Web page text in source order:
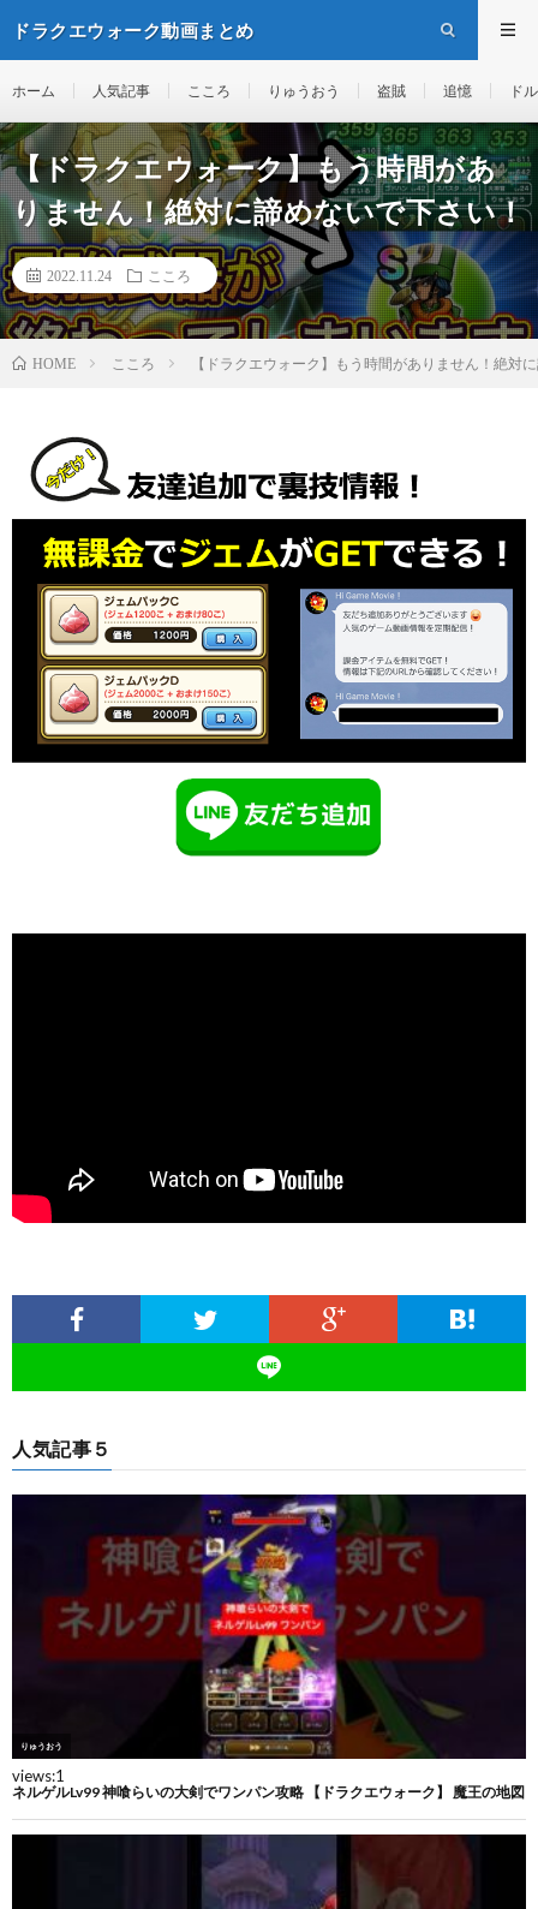
ドラクエウォーク動画まとめ
ホーム 人気記事 こころ りゅうおう 盗賊 追憶 ド
【ドラクエウォーク】もう時間があ
りません！絶対に諦めないで下さい！
2022.11.24 こころ
HOME こころ 【ドラクエウォーク】もう時間がありません！絶対
人気記事５